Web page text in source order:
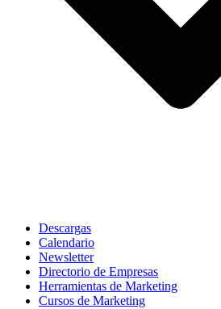
Descargas
Calendario
Newsletter
Directorio de Empresas
Herramientas de Marketing
Cursos de Marketing